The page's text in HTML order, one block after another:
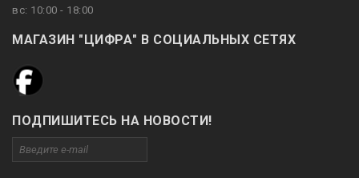
вс: 10:00 - 18:00
МАГАЗИН "ЦИФРА" В СОЦИАЛЬНЫХ СЕТЯХ
ПОДПИШИТЕСЬ НА НОВОСТИ!